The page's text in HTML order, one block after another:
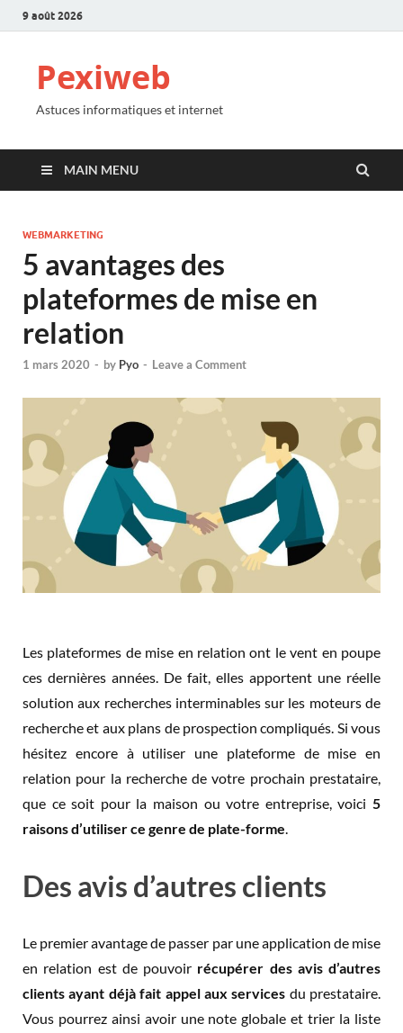
9 août 2026
Pexiweb
Astuces informatiques et internet
MAIN MENU
WEBMARKETING
5 avantages des
plateformes de mise en
relation
1 mars 2020 - by Pyo - Leave a Comment
Les plateformes de mise en relation ont le vent en poupe
ces dernières années. De fait, elles apportent une réelle
solution aux recherches interminables sur les moteurs de
recherche et aux plans de prospection compliqués. Si vous
hésitez encore à utiliser une plateforme de mise en
relation pour la recherche de votre prochain prestataire,
que ce soit pour la maison ou votre entreprise, voici 5
raisons d’utiliser ce genre de plate-forme.
Des avis d’autres clients
Le premier avantage de passer par une application de mise
en relation est de pouvoir récupérer des avis d’autres
clients ayant déjà fait appel aux services du prestataire.
Vous pourrez ainsi avoir une note globale et trier la liste